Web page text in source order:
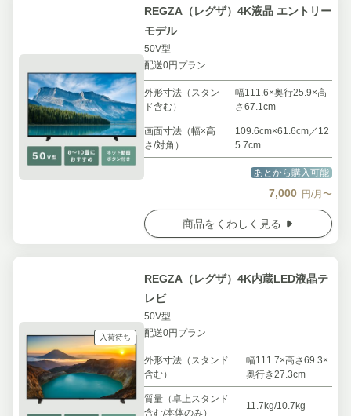
REGZA（レグザ）4K液晶 エントリー
モデル
50V型
配送0円プラン
外形寸法（スタン
ド含む）
幅111.6×奥行25.9×高
さ67.1cm
画面寸法（幅×高
さ/対角）
109.6cm×61.6cm／12
5.7cm
あとから購入可能
7,000 円/月〜
商品をくわしく見る
入荷待ち
REGZA（レグザ）4K内蔵LED液晶テ
レビ
50V型
配送0円プラン
外形寸法（スタンド
含む）
幅111.7×高さ69.3×
奥行き27.3cm
質量（卓上スタンド
含む/本体のみ）
11.7kg/10.7kg